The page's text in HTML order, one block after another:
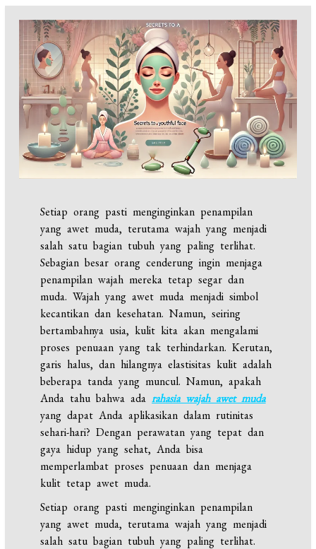
Setiap orang pasti menginginkan penampilan
yang awet muda, terutama wajah yang menjadi
salah satu bagian tubuh yang paling terlihat.
Sebagian besar orang cenderung ingin menjaga
penampilan wajah mereka tetap segar dan
muda. Wajah yang awet muda menjadi simbol
kecantikan dan kesehatan. Namun, seiring
bertambahnya usia, kulit kita akan mengalami
proses penuaan yang tak terhindarkan. Kerutan,
garis halus, dan hilangnya elastisitas kulit adalah
beberapa tanda yang muncul. Namun, apakah
Anda tahu bahwa adarahasia wajah awet muda
yang dapat Anda aplikasikan dalam rutinitas
sehari-hari? Dengan perawatan yang tepat dan
gaya hidup yang sehat, Anda bisa
memperlambat proses penuaan dan menjaga
kulit tetap awet muda.
Setiap orang pasti menginginkan penampilan
yang awet muda, terutama wajah yang menjadi
salah satu bagian tubuh yang paling terlihat.